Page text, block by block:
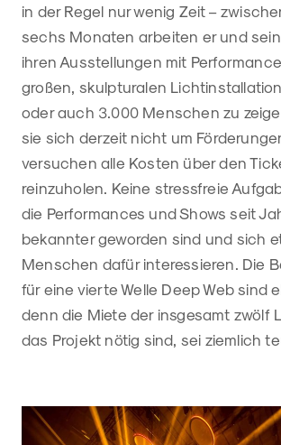
in der Regel nur wenig Zeit –
sechs Monaten arbeiten er und sein
ihren Ausstellungen mit
großen, skulpturalen
oder auch 3.000 Menschen zu
sie sich derzeit nicht um
versuchen alle Kosten über den
reinzuholen. Keine stressfreie
die Performances und Shows seit
bekannter geworden sind und sich
Menschen dafür interessieren. Die
für eine vierte Welle Deep Web sind
denn die Miete der insgesamt zwölf
das Projekt nötig sind, sei ziemlich